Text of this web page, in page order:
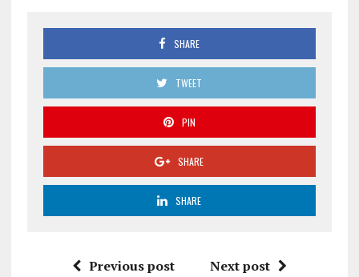
SHARE
TWEET
PIN
SHARE
SHARE
Previous post Next post